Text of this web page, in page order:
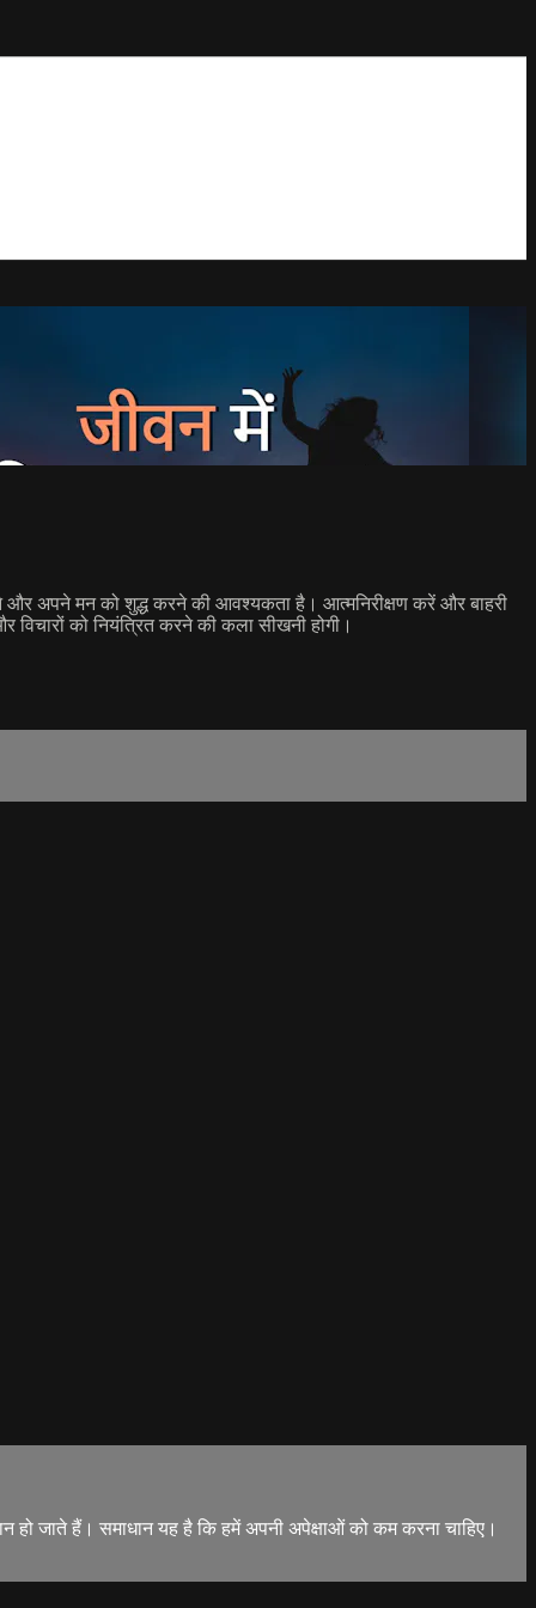
और अपने मन को शुद्ध करने की आवश्यकता है। आत्मनिरीक्षण करें और बाहरी
को नियंत्रित करने की कला सीखनी होगी।
हो जाते हैं। समाधान यह है कि हमें अपनी अपेक्षाओं को कम करना चाहिए।